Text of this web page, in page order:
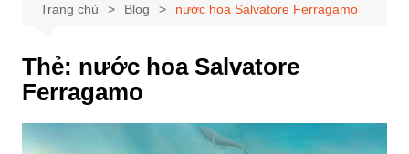
Trang chủ Blog nước hoa Salvatore Ferragamo
Thẻ: nước hoa Salvatore
Ferragamo